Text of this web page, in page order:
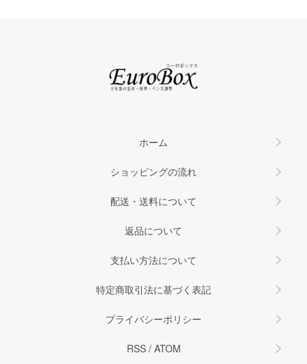
ホーム
ショッピングの流れ
配送・送料について
返品について
支払い方法について
特定商取引法に基づく表記
プライバシーポリシー
RSS/ ATOM